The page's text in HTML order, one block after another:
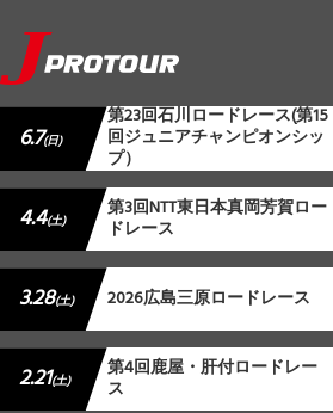
6.7(日)
第23回石川ロードレース(第15
回ジュニアチャンピオンシッ
プ）
4.4(土) 第3回NTT東日本真岡芳賀ロー
ドレース
3.28(土) 2026広島三原ロードレース
2.21(土) 第4回鹿屋・肝付ロードレー
ス